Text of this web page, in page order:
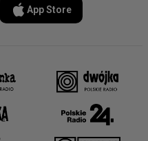
App Store